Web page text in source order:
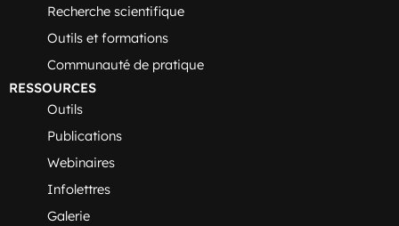
Recherche scientifique
Outils et formations
Communauté de pratique
RESSOURCES
Outils
Publications
Webinaires
Infolettres
Galerie